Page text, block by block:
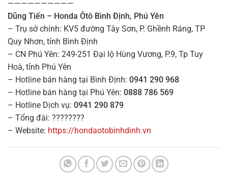
——————————
Dũng Tiến – Honda Ôtô Bình Định, Phú Yên
– Trụ sở chính: KV5 đường Tây Sơn, P. Ghềnh Ráng, TP
Quy Nhơn, tỉnh Bình Định
– CN Phú Yên: 249-251 Đại lộ Hùng Vương, P.9, Tp Tuy
Hoà, tỉnh Phú Yên
– Hotline bán hàng tại Bình Định: 0941 290 968
– Hotline bán hàng tại Phú Yên: 0888 786 569
– Hotline Dịch vụ: 0941 290 879
– Tổng đài: ????????
– Website: https://hondaotobinhdinh.vn